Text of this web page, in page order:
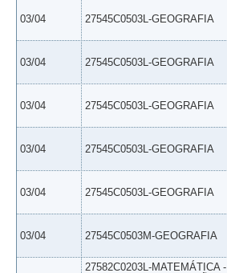
03/04 27545C0503L-GEOGRAFIA
03/04 27545C0503L-GEOGRAFIA
03/04 27545C0503L-GEOGRAFIA
03/04 27545C0503L-GEOGRAFIA
03/04 27545C0503L-GEOGRAFIA
03/04 27545C0503M-GEOGRAFIA
27582C0203L-MATEMÁTICA -